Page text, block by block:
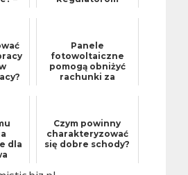
Panele
fotowoltaiczne
pomogą obniżyć
rachunki za
dla
Czym powinny
charakteryzować
się dobre schody?